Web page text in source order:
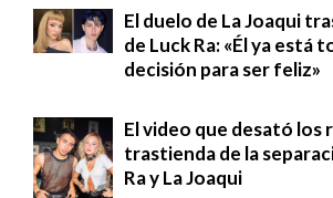
El duelo de La Joaqui
de Luck Ra: «Él ya está
decisión para ser feliz»
El video que desató los
trastienda de la
Ra y La Joaqui